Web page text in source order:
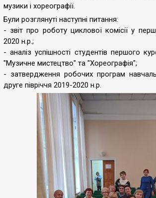
музики і хореографії.
Були розглянуті наступні питання:
- звіт про роботу циклової комісії у
2020 н.р.;
- аналіз успішності студентів першого
"Музичне мистецтво" та "Хореографія";
- затвердження робочих програм
друге півріччя 2019-2020 н.р.